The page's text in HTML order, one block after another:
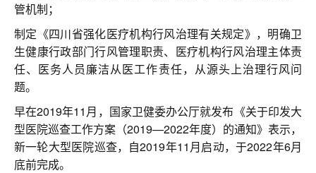
管机制；
制定《四川省强化医疗机构行风治理有关规定》，明确卫
生健康行政部门行风管理职责、医疗机构行风治理主体责
任、医务人员廉洁从医工作责任，从源头上治理行风问
题。
早在2019年11月，国家卫健委办公厅就发布《关于印发大
型医院巡查工作方案（2019—2022年度）的通知》表示，
新一轮大型医院巡查，自2019年11月启动，于2022年6月
底前完成。